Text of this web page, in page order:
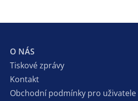
O NÁS
Tiskové zprávy
Kontakt
Obchodní podmínky pro uživatele